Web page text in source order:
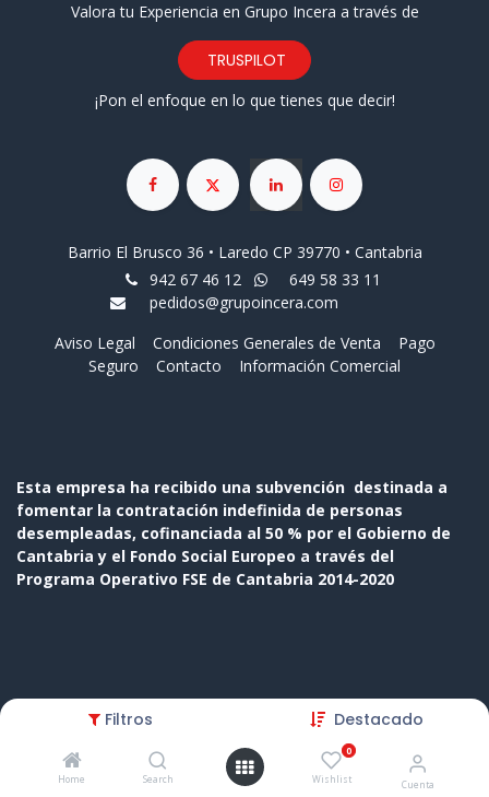
Filtros Destacado
Home Search
0
Wishlist Cuenta
Valora tu Experiencia en Grupo Incera a través de
TRUSPILOT
¡Pon el enfoque en lo que tienes que decir!
Barrio El Brusco 36 • Laredo CP 39770 • Cantabria
942 67 46 12
649 58 33 11
pedidos@grupoincera.com
Aviso Legal
Condiciones Generales de Venta
Pago
Seguro
Contacto Información Comercial
Esta empresa ha recibido una subvención destinada a
fomentar la contratación indefinida de personas
desempleadas, cofinanciada al 50 % por el Gobierno de
Cantabria y el Fondo Social Europeo a través del
Programa Operativo FSE de Cantabria 2014-2020
Copyright © Nombre de la empresa
Comercio electrónico de
código abierto